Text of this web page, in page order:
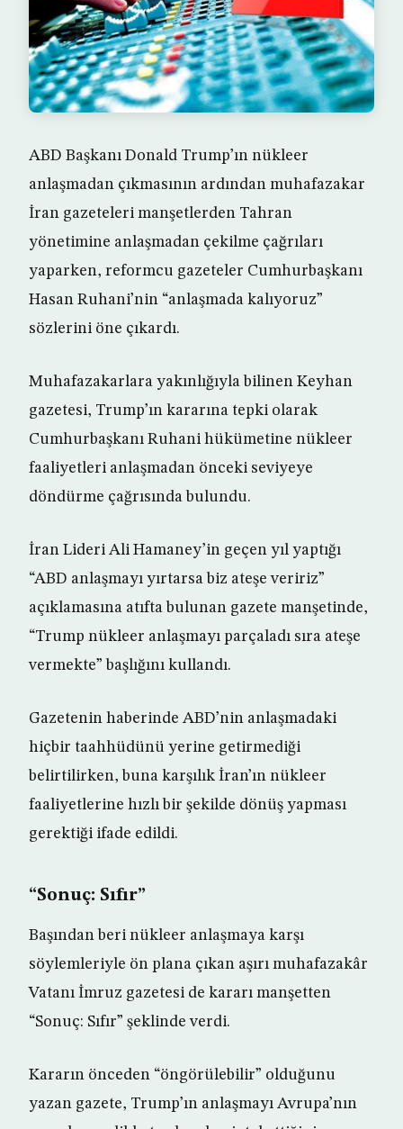
ABD Başkanı Donald Trump’ın nükleer
anlaşmadan çıkmasının ardından muhafazakar
İran gazeteleri manşetlerden Tahran
yönetimine anlaşmadan çekilme çağrıları
yaparken, reformcu gazeteler Cumhurbaşkanı
Hasan Ruhani’nin “anlaşmada kalıyoruz”
sözlerini öne çıkardı.
Muhafazakarlara yakınlığıyla bilinen Keyhan
gazetesi, Trump’ın kararına tepki olarak
Cumhurbaşkanı Ruhani hükümetine nükleer
faaliyetleri anlaşmadan önceki seviyeye
döndürme çağrısında bulundu.
İran Lideri Ali Hamaney’in geçen yıl yaptığı
“ABD anlaşmayı yırtarsa biz ateşe veririz”
açıklamasına atıfta bulunan gazete manşetinde,
“Trump nükleer anlaşmayı parçaladı sıra ateşe
vermekte” başlığını kullandı.
Gazetenin haberinde ABD’nin anlaşmadaki
hiçbir taahhüdünü yerine getirmediği
belirtilirken, buna karşılık İran’ın nükleer
faaliyetlerine hızlı bir şekilde dönüş yapması
gerektiği ifade edildi.
“Sonuç: Sıfır”
Başından beri nükleer anlaşmaya karşı
söylemleriyle ön plana çıkan aşırı muhafazakâr
Vatanı İmruz gazetesi de kararı manşetten
“Sonuç: Sıfır” şeklinde verdi.
Kararın önceden “öngörülebilir” olduğunu
yazan gazete, Trump’ın anlaşmayı Avrupa’nın